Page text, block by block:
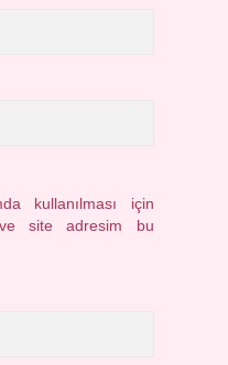
kullanılması için
site adresim bu